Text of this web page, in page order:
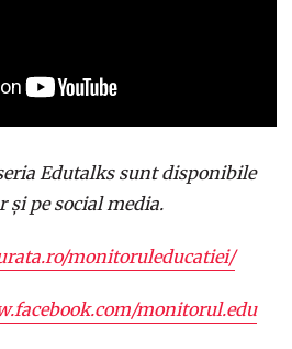
Edutalks sunt disponibile
și pe social media.
monitoruleducatiei/
monitorul.edu